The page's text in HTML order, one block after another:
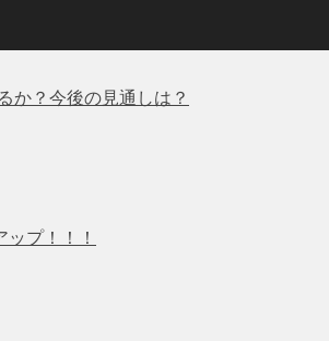
か？今後の見通しは？
プ！！！